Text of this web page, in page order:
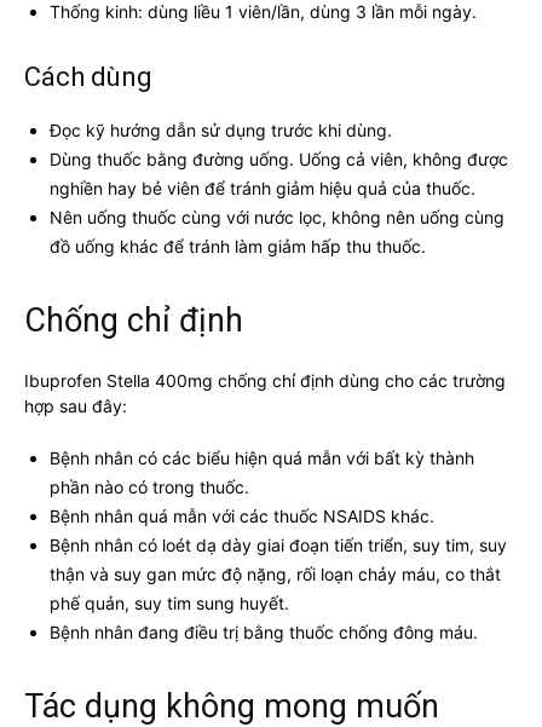
Thống kinh: dùng liều 1 viên/lần, dùng 3 lần mỗi ngày.
Cách dùng
Đọc kỹ hướng dẫn sử dụng trước khi dùng.
Dùng thuốc bằng đường uống. Uống cả viên, không được
nghiền hay bẻ viên để tránh giảm hiệu quả của thuốc.
Nên uống thuốc cùng với nước lọc, không nên uống cùng
đồ uống khác để tránh làm giảm hấp thu thuốc.
Chống chỉ định
Ibuprofen Stella 400mg chống chỉ định dùng cho các trường
hợp sau đây:
Bệnh nhân có các biểu hiện quá mẫn với bất kỳ thành
phần nào có trong thuốc.
Bệnh nhân quá mẫn với các thuốc NSAIDS khác.
Bệnh nhân có loét dạ dày giai đoạn tiến triển, suy tim, suy
thận và suy gan mức độ nặng, rối loạn chảy máu, co thắt
phế quản, suy tim sung huyết.
Bệnh nhân đang điều trị bằng thuốc chống đông máu.
Tác dụng không mong muốn